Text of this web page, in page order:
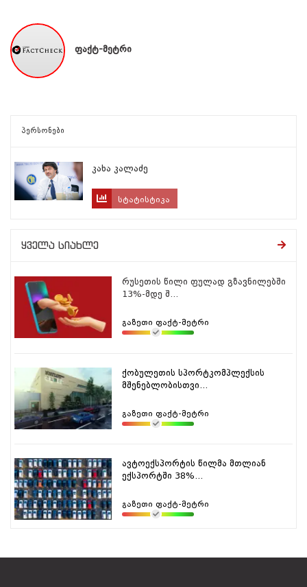
ფაქტ-მეტრი
პერსონები
კახა კალაძე
სტატისტიკა
ყველა სიახლე
რუსეთის წილი ფულად გზავნილებში
13%-მდე შ...
გაზეთი ფაქტ-მეტრი
ქობულეთის სპორტკომპლექსის
მშენებლობისთვი...
გაზეთი ფაქტ-მეტრი
ავტოექსპორტის წილმა მთლიან
ექსპორტში 38%...
გაზეთი ფაქტ-მეტრი